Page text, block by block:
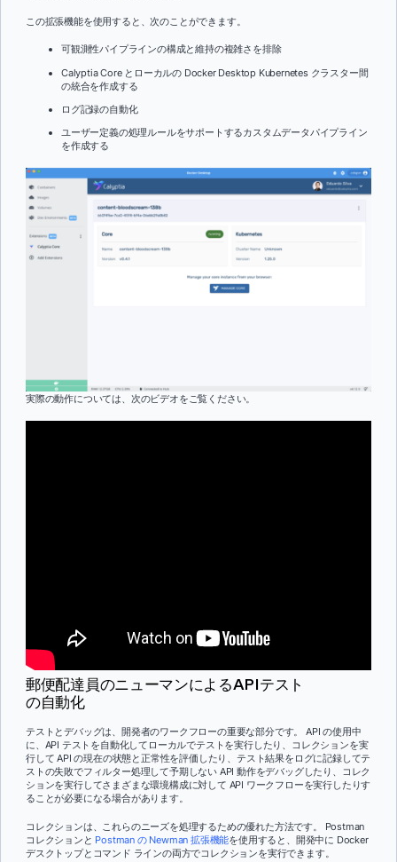
この拡張機能を使用すると、次のことができます。
可観測性パイプラインの構成と維持の複雑さを排除
Calyptia Core とローカルの Docker Desktop Kubernetes クラスター間
の統合を作成する
ログ記録の自動化
ユーザー定義の処理ルールをサポートするカスタムデータパイプライン
を作成する
実際の動作については、次のビデオをご覧ください。
郵便配達員のニューマンによるAPIテスト
の自動化
テストとデバッグは、開発者のワークフローの重要な部分です。 API の使用中
に、API テストを自動化してローカルでテストを実行したり、コレクションを実
行して API の現在の状態と正常性を評価したり、テスト結果をログに記録してテ
ストの失敗でフィルター処理して予期しない API 動作をデバッグしたり、コレク
ションを実行してさまざまな環境構成に対して API ワークフローを実行したりす
ることが必要になる場合があります。
コレクションは、これらのニーズを処理するための優れた方法です。 Postman
コレクションと Postman の Newman 拡張機能を使用すると、開発中に Docker
デスクトップとコマンド ラインの両方でコレクションを実行できます。